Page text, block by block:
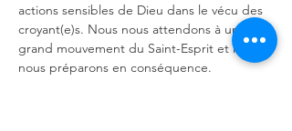
actions sensibles de Dieu dans le vécu des
croyant(e)s. Nous nous attendons à un
grand mouvement du Saint-Esprit et nous
nous préparons en conséquence.